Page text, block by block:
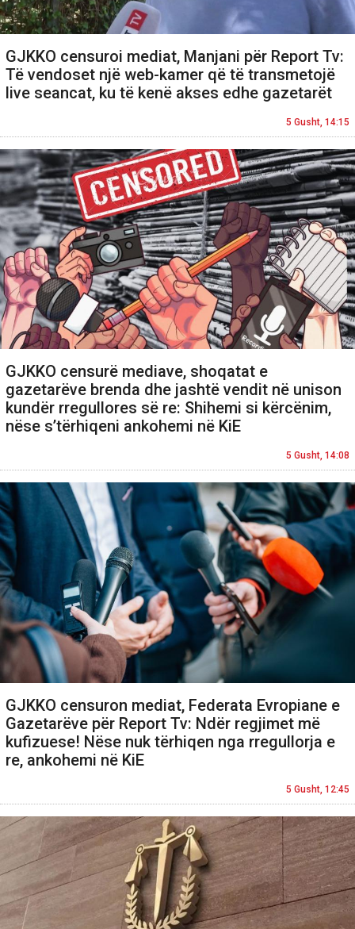
GJKKO censuroi mediat, Manjani për Report Tv:
Të vendoset një web-kamer që të transmetojë
live seancat, ku të kenë akses edhe gazetarët
5 Gusht, 14:15
GJKKO censurë mediave, shoqatat e
gazetarëve brenda dhe jashtë vendit në unison
kundër rregullores së re: Shihemi si kërcënim,
nëse s’tërhiqeni ankohemi në KiE
5 Gusht, 14:08
GJKKO censuron mediat, Federata Evropiane e
Gazetarëve për Report Tv: Ndër regjimet më
kufizuese! Nëse nuk tërhiqen nga rregullorja e
re, ankohemi në KiE
5 Gusht, 12:45